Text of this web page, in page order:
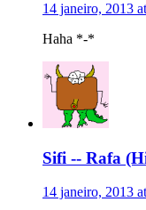
14 janeiro, 2013
Haha *-*
Sifi -- Rafa
14 janeiro, 2013